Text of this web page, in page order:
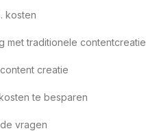
kosten
met traditionele contentcreatie
creatie
te besparen
vragen